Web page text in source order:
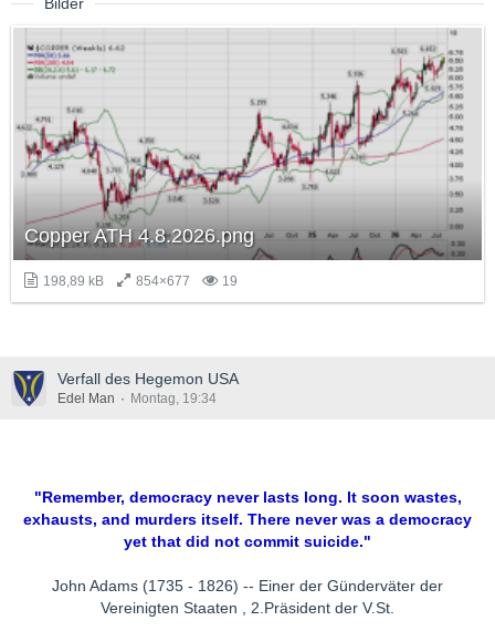
Copper ATH 4.8.2026.png
198,89 kB 854×677 19
Verfall des Hegemon USA
Edel Man Montag, 19:34
"Remember, democracy never lasts long. It soon wastes,
exhausts, and murders itself. There never was a democracy
yet that did not commit suicide."
John Adams (1735 - 1826) -- Einer der Günderväter der
Vereinigten Staaten , 2.Präsident der V.St.